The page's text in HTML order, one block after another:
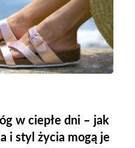
w ciepłe dni – jak
i styl życia mogą je